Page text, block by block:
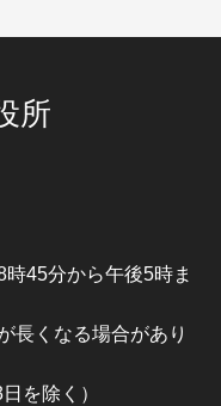
所
45分から午後5時ま
長くなる場合があり
を除く）